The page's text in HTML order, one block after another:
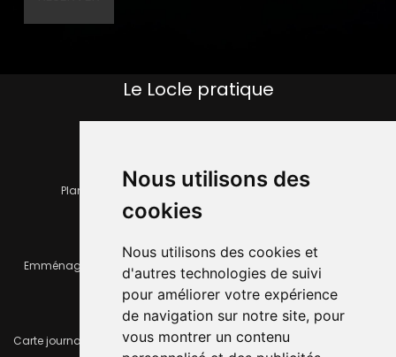
Nous utilisons des
cookies
Nous utilisons des cookies et
d'autres technologies de suivi
pour améliorer votre expérience
de navigation sur notre site, pour
vous montrer un contenu
Le Locle pratique
Plan de la ville Horaires et services communaux
Emménager ou déménager Infos pratiques
Carte journalière CFF - Flexicard Travaux importants en cours